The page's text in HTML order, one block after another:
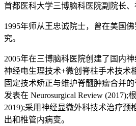
首都医科大学三博脑科医院副院长
1995年师从王忠诚院士，曾在美国
究。
2005年在三博脑科医院创建了国内
神经电生理技术+微创脊柱手术技术
固定技术矫正与维护脊髓肿瘤合并
发表在 Neurosurgical Review
2019);采用神经显微外科技术治疗
出和椎管内病变。